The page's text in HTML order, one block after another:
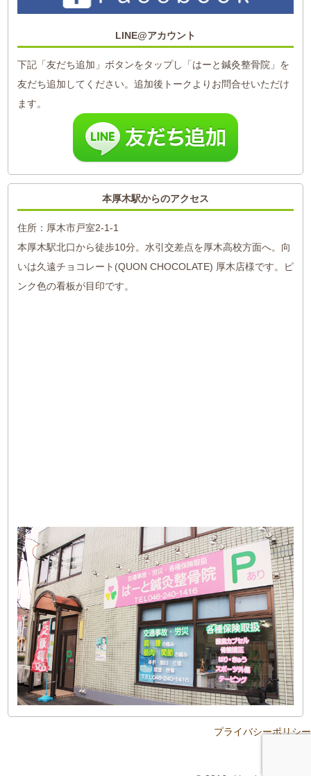
LINE@アカウント
下記「友だち追加」ボタンをタップし「はーと鍼灸整骨院」を
友だち追加してください。追加後トークよりお問合せいただけ
ます。
本厚木駅からのアクセス
住所：厚木市戸室2-1-1
本厚木駅北口から徒歩10分。水引交差点を厚木高校方面へ。向
いは久遠チョコレート(QUON CHOCOLATE) 厚木店様です。ピ
ンク色の看板が目印です。
プライバシーポリシー